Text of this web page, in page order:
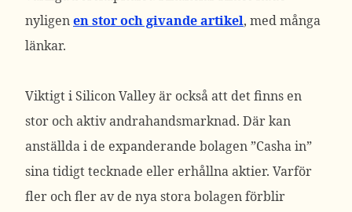
nyligenen stor och givande artikel, med många
länkar.
Viktigt i Silicon Valley är också att det finns en
stor och aktiv andrahandsmarknad. Där kan
anställda i de expanderande bolagen ”Casha in”
sina tidigt tecknade eller erhållna aktier. Varför
fler och fler av de nya stora bolagen förblir